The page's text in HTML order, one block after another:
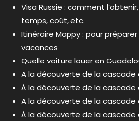
Visa Russie : comment
temps, coût, etc.
Itinéraire Mappy : pour
vacances
Quelle voiture louer en
A la découverte de la cascade
À la découverte de la cascade
A la découverte de la cascade
À la découverte de la cascade